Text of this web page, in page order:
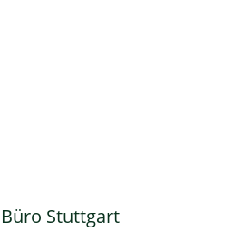
Büro Stuttgart